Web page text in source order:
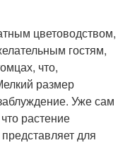
цветоводством,
гостям,
что,
размер
Уже сам
растение
для